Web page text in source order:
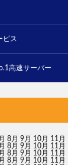
ビス
高速サーバー
8月 9月 10月 11月
8月 9月 10月 11月
8月 9月 10月 11月
8月 9月 10月 11月